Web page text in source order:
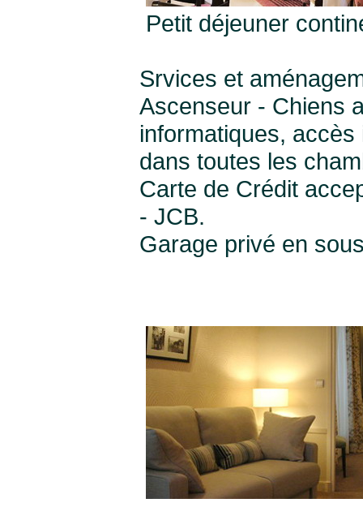
Petit déjeuner
Srvices et
Ascenseur - Chiens
informatiques,
dans toutes les
Carte de Crédit
- JCB.
Garage privé en